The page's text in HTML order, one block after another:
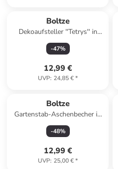
Boltze
Dekoaufsteller ''Tetrys'' in
Weiß - (B)12 x (H)20 x (T)8
cm
-47%
12,99 €
UVP: 24,85 €*
Boltze
Gartenstab-Aschenbecher in
Schwarz - (H)113 cm
-48%
12,99 €
UVP: 25,00 €*